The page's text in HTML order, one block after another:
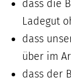
dass die
Ladegut
dass
über im
dass der